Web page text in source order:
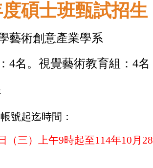
度碩士班甄試招生
藝術創意產業學系
4名。視覺藝術教育組：4名
號起迄時間：
（三）上午9時起至114年10月 28